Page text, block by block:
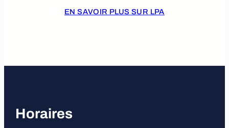
EN SAVOIR PLUS SUR LPA
Horaires